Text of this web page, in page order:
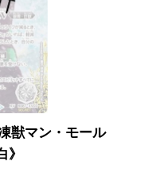
獣マン・モール